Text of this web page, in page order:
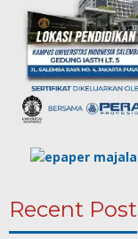
Recent Post